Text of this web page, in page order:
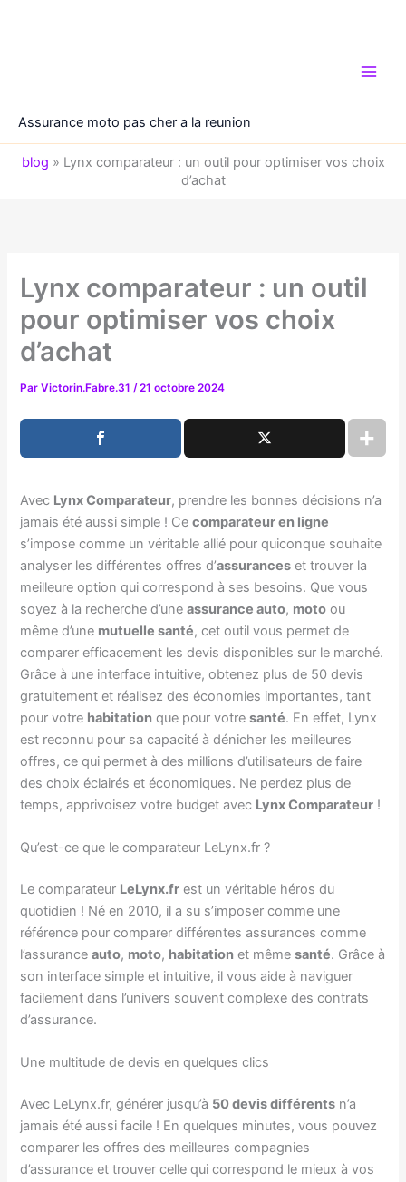
Assurance moto pas cher a la reunion
blog » Lynx comparateur : un outil pour optimiser vos choix
d’achat
Lynx comparateur : un outil
pour optimiser vos choix
d’achat
ParVictorin.Fabre.31/21 octobre 2024
Avec Lynx Comparateur, prendre les bonnes décisions n’a
jamais été aussi simple ! Cecomparateur en ligne
s’impose comme un véritable allié pour quiconque souhaite
analyser les différentes offres d’assurances et trouver la
meilleure option qui correspond à ses besoins. Que vous
soyez à la recherche d’uneassurance auto, moto ou
même d’une mutuelle santé, cet outil vous permet de
comparer efficacement les devis disponibles sur le marché.
Grâce à une interface intuitive, obtenez plus de 50 devis
gratuitement et réalisez des économies importantes, tant
pour votre habitation que pour votresanté. En effet, Lynx
est reconnu pour sa capacité à dénicher les meilleures
offres, ce qui permet à des millions d’utilisateurs de faire
des choix éclairés et économiques. Ne perdez plus de
temps, apprivoisez votre budget avec Lynx Comparateur !
Qu’est-ce que le comparateur LeLynx.fr ?
Le comparateur LeLynx.fr est un véritable héros du
quotidien ! Né en 2010, il a su s’imposer comme une
référence pour comparer différentes assurances comme
l’assuranceauto, moto, habitation et mêmesanté. Grâce à
son interface simple et intuitive, il vous aide à naviguer
facilement dans l’univers souvent complexe des contrats
d’assurance.
Une multitude de devis en quelques clics
Avec LeLynx.fr, générer jusqu’à 50 devis différents n’a
jamais été aussi facile ! En quelques minutes, vous pouvez
comparer les offres des meilleures compagnies
d’assurance et trouver celle qui correspond le mieux à vos